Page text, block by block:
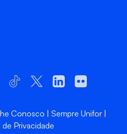
Conosco
Sempre Unifor
de Privacidade